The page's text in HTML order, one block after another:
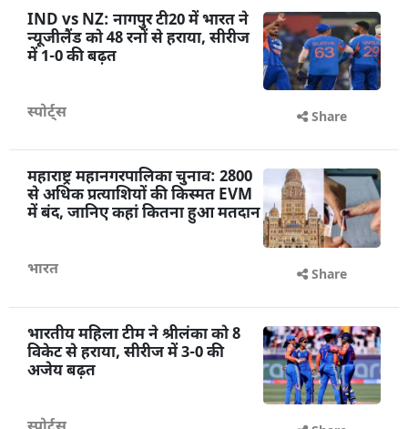
IND vs NZ: नागपुर टी20 में भारत ने
न्यूजीलैंड को 48 रनों से हराया, सीरीज
में 1-0 की बढ़त
स्पोर्ट्स Share
महाराष्ट्र महानगरपालिका चुनाव: 2800
से अधिक प्रत्याशियों की किस्मत EVM
में बंद, जानिए कहां कितना हुआ मतदान
भारत Share
भारतीय महिला टीम ने श्रीलंका को 8
विकेट से हराया, सीरीज में 3-0 की
अजेय बढ़त